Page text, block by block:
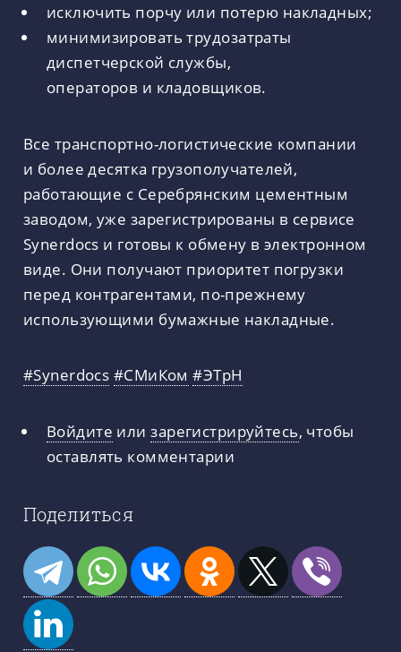
исключить порчу или потерю накладных;
минимизировать трудозатраты
диспетчерской службы,
операторов и кладовщиков.
Все транспортно-логистические компании
и более десятка грузополучателей,
работающие с Серебрянским цементным
заводом, уже зарегистрированы в сервисе
Synerdocs и готовы к обмену в электронном
виде. Они получают приоритет погрузки
перед контрагентами, по-прежнему
использующими бумажные накладные.
#Synerdocs #СМиКом #ЭТрН
Войдите илизарегистрируйтесь, чтобы
оставлять комментарии
Поделиться